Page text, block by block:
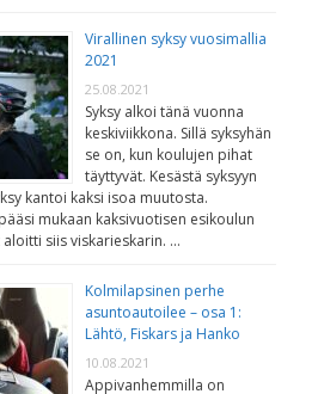
Virallinen syksy vuosimallia
2021
25.08.2021
Syksy alkoi tänä vuonna
keskiviikkona. Sillä syksyhän
se on, kun koulujen pihat
täyttyvät. Kesästä syksyyn
kantoi kaksi isoa muutosta.
mukaan kaksivuotisen esikoulun
siis viskarieskarin. …
Kolmilapsinen perhe
asuntoautoilee – osa 1:
Lähtö, Fiskars ja Hanko
10.08.2021
Appivanhemmilla on